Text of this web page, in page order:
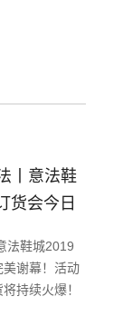
丨意法鞋
货会今日
法鞋城2019
谢幕！活动
持续火爆！